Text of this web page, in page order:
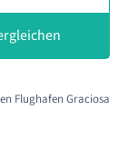
Flughafen Graciosa